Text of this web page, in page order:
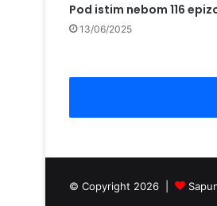
Pod istim nebom 116
13/06/2025
© Copyright 2026 |